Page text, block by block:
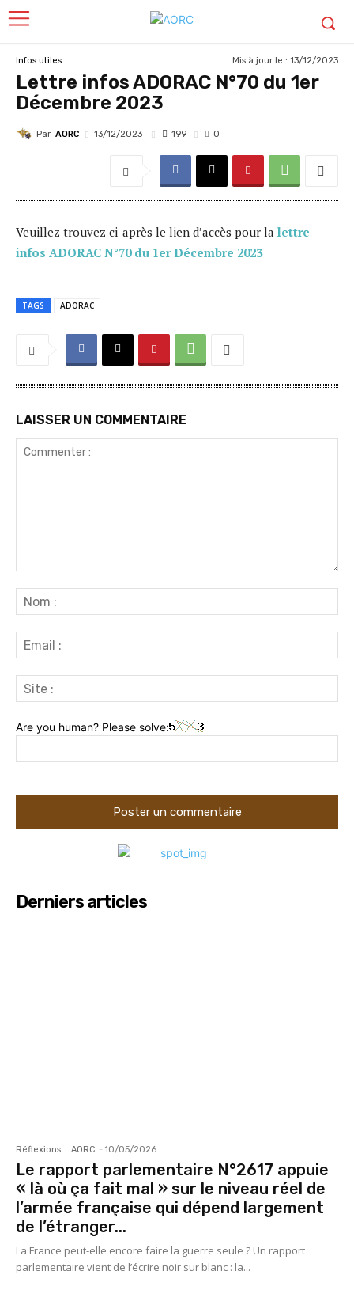
Infos utiles Mis à jour le : 13/12/2023
Lettre infos ADORAC N°70 du 1er
Décembre 2023
Par AORC 13/12/2023 199 0
Veuillez trouvez ci-après le lien d’accès pour la lettre
infos ADORAC N°70 du 1er Décembre 2023
TAGS ADORAC
LAISSER UN COMMENTAIRE
:
:
:
Are you human? Please solve:
Derniers articles
Réflexions AORC - 10/05/2026
Le rapport parlementaire N°2617 appuie
« là où ça fait mal » sur le niveau réel de
l’armée française qui dépend largement
de l’étranger...
La France peut-elle encore faire la guerre seule ? Un rapport
parlementaire vient de l’écrire noir sur blanc : la...